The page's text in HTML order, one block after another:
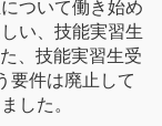
ついて働き始め
い、技能実習生
、技能実習生受
要件は廃止して
した。